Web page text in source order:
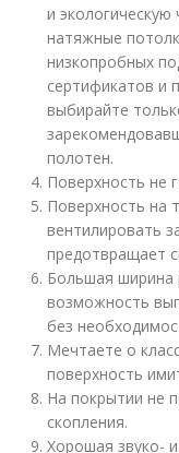
и
натяжные
низкопробных
сертификатов и
выбирайте
полотен.
Поверхность не
Поверхность на
вентилировать
предотвращает
Большая ширина
возможность
без
Мечтаете о
поверхность
На покрытии не
скопления.
Хорошая звуко-